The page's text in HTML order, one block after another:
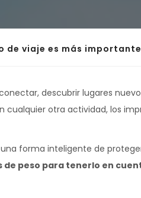
viaje es más
descubrir lugares
otra actividad, los
forma inteligente de
de peso para tenerlo en